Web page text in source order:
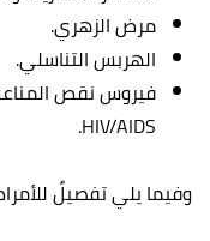
مرض الزهري.
الهربس التناسلي.
فيروس نقص المناعة
HIV/AIDS.
وفيما يلي تفصيلٌ